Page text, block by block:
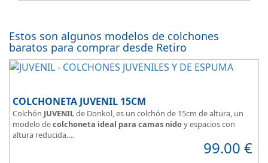
Estos son algunos modelos de colchones
baratos para comprar desde Retiro
COLCHONETA JUVENIL 15CM
Colchón JUVENILde Donkol, es un colchón de 15cm de altura, un
modelo decolchoneta ideal para camas nidoy espacios con
altura reducida.
suelen elegir
99.00 €